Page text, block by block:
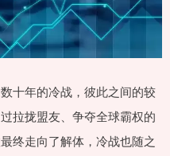
十年的冷战，彼此之间的较
拉拢盟友、争夺全球霸权的
终走向了解体，冷战也随之